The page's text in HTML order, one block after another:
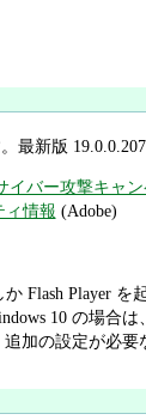
最新版
イバー攻撃キャ
ィ情報 (Adobe)
Flash Player を
10 の場合は、
加の設定が必要